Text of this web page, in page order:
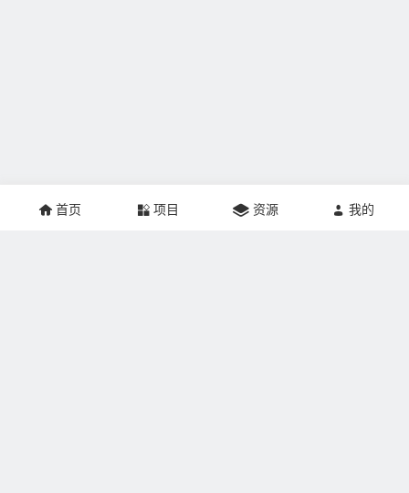
首页 项目 资源 我的